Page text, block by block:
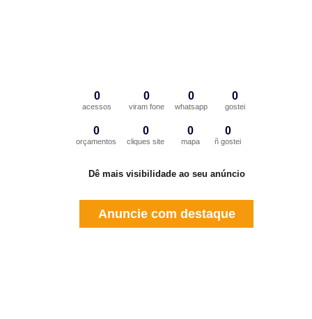
0
acessos
0
viram fone
0
whatsapp
0
gostei
0
orçamentos
0
cliques site
0
mapa
0
ñ gostei
Dê mais visibilidade ao seu anúncio
Anuncie com destaque